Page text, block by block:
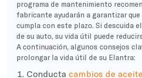
programa de mantenimiento
fabricante ayudarán a garantizar
cumpla con este plazo. Si descuida
de su auto, su vida útil puede
A continuación, algunos consejos
prolongar la vida útil de su Elantra:
Conducta cambios de